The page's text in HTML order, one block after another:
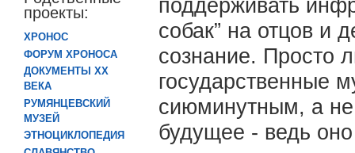
проекты:
ХРОНОС
ФОРУМ ХРОНОСА
ДОКУМЕНТЫ XX
ВЕКА
РУМЯНЦЕВСКИЙ
МУЗЕЙ
ЭТНОЦИКЛОПЕДИЯ
поддерживать
собак” на отцов и
сознание. Просто
государственные
сиюминутным, а не
будущее - ведь